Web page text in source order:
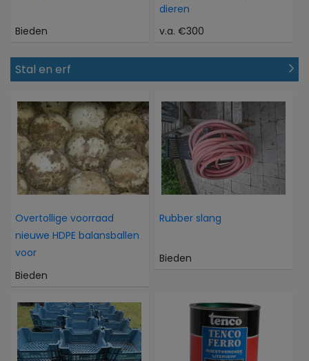
Bieden
dieren
v.a. €300
Stal en erf
Overtollige voorraad
nieuwe HDPE balansballen
voor
Bieden
Rubber slang
Bieden